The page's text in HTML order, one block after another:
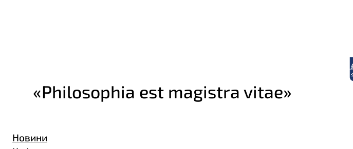
«Philosophia est magistra vitae»
Новини